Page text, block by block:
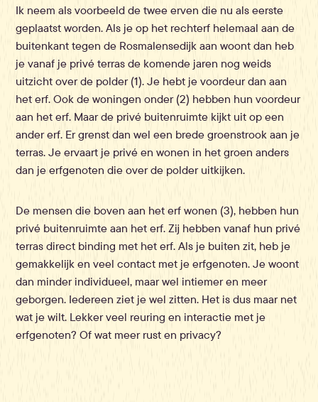
Ik neem als voorbeeld de twee erven die nu als eerste
geplaatst worden. Als je op het rechterf helemaal aan de
buitenkant tegen de Rosmalensedijk aan woont dan heb
je vanaf je privé terras de komende jaren nog weids
uitzicht over de polder (1). Je hebt je voordeur dan aan
het erf. Ook de woningen onder (2) hebben hun voordeur
aan het erf. Maar de privé buitenruimte kijkt uit op een
ander erf. Er grenst dan wel een brede groenstrook aan je
terras. Je ervaart je privé en wonen in het groen anders
dan je erfgenoten die over de polder uitkijken.
De mensen die boven aan het erf wonen (3), hebben hun
privé buitenruimte aan het erf. Zij hebben vanaf hun privé
terras direct binding met het erf. Als je buiten zit, heb je
gemakkelijk en veel contact met je erfgenoten. Je woont
dan minder individueel, maar wel intiemer en meer
geborgen. Iedereen ziet je wel zitten. Het is dus maar net
wat je wilt. Lekker veel reuring en interactie met je
erfgenoten? Of wat meer rust en privacy?